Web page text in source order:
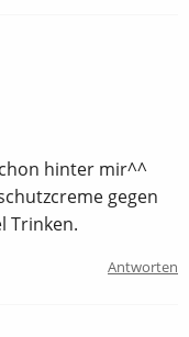
hinter mir^^
gegen
Trinken.
Antworten